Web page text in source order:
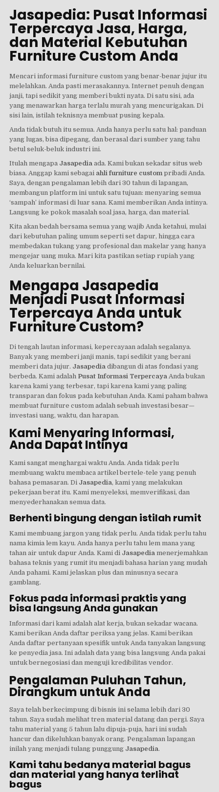
Jasapedia: Pusat Informasi
Terpercaya Jasa, Harga,
dan Material Kebutuhan
Furniture Custom Anda
Mencari informasi furniture custom yang benar-benar jujur itu
melelahkan. Anda pasti merasakannya. Internet penuh dengan
janji, tapi sedikit yang memberi bukti nyata. Di satu sisi, ada
yang menawarkan harga terlalu murah yang mencurigakan. Di
sisi lain, istilah teknisnya membuat pusing kepala.
Anda tidak butuh itu semua. Anda hanya perlu satu hal: panduan
yang lugas, bisa dipegang, dan berasal dari sumber yang tahu
betul seluk-beluk industri ini.
Itulah mengapa Jasapedia ada. Kami bukan sekadar situs web
biasa. Anggap kami sebagai ahli furniture custompribadi Anda.
Saya, dengan pengalaman lebih dari 30 tahun di lapangan,
membangun platform ini untuk satu tujuan: menyaring semua
‘sampah’ informasi di luar sana. Kami memberikan Anda intinya.
Langsung ke pokok masalah soal jasa, harga, dan material.
Kita akan bedah bersama semua yang wajib Anda ketahui, mulai
dari kebutuhan paling umum seperti set dapur, hingga cara
membedakan tukang yang profesional dan makelar yang hanya
mengejar uang muka. Mari kita pastikan setiap rupiah yang
Anda keluarkan bernilai.
Mengapa Jasapedia
Menjadi Pusat Informasi
Terpercaya Anda untuk
Furniture Custom?
Di tengah lautan informasi, kepercayaan adalah segalanya.
Banyak yang memberi janji manis, tapi sedikit yang berani
memberi data jujur. Jasapedia dibangun di atas fondasi yang
berbeda. Kami adalah Pusat Informasi Terpercaya Anda bukan
karena kami yang terbesar, tapi karena kami yang paling
transparan dan fokus pada kebutuhan Anda. Kami paham bahwa
membuat furniture custom adalah sebuah investasi besar—
investasi uang, waktu, dan harapan.
Kami Menyaring Informasi,
Anda Dapat Intinya
Kami sangat menghargai waktu Anda. Anda tidak perlu
membuang waktu membaca artikel bertele-tele yang penuh
bahasa pemasaran. Di Jasapedia, kami yang melakukan
pekerjaan berat itu. Kami menyeleksi, memverifikasi, dan
menyederhanakan semua data.
Berhenti bingung dengan istilah rumit
Kami membuang jargon yang tidak perlu. Anda tidak perlu tahu
nama kimia lem kayu. Anda hanya perlu tahu lem mana yang
tahan air untuk dapur Anda. Kami di Jasapedia menerjemahkan
bahasa teknis yang rumit itu menjadi bahasa harian yang mudah
Anda pahami. Kami jelaskan plus dan minusnya secara
gamblang.
Fokus pada informasi praktis yang
bisa langsung Anda gunakan
Informasi dari kami adalah alat kerja, bukan sekadar wacana.
Kami berikan Anda daftar periksa yang jelas. Kami berikan
Anda daftar pertanyaan spesifik untuk Anda tanyakan langsung
ke penyedia jasa. Ini adalah data yang bisa langsung Anda pakai
untuk bernegosiasi dan menguji kredibilitas vendor.
Pengalaman Puluhan Tahun,
Dirangkum untuk Anda
Saya telah berkecimpung di bisnis ini selama lebih dari 30
tahun. Saya sudah melihat tren material datang dan pergi. Saya
tahu material yang 5 tahun lalu dipuja-puja, hari ini sudah
hancur dan dikeluhkan banyak orang. Pengalaman lapangan
inilah yang menjadi tulang punggung Jasapedia.
Kami tahu bedanya material bagus
dan material yang hanya terlihat
bagus